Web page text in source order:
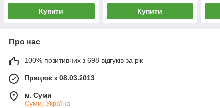
Купити Купити
Про нас
100% позитивних з 698 відгуків за рік
Працює з 08.03.2013
м. Суми
Суми, Україна